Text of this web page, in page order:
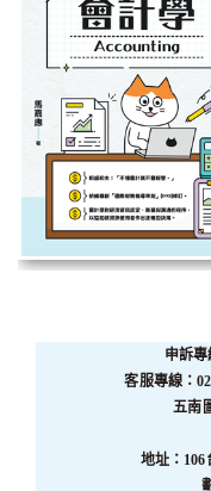
申訴專
客服專線：
五南
地址：106